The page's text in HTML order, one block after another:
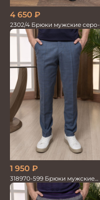
4 650 ₽
2302/4 Брюки мужские серо-
синие
1 950 ₽
318970-599 Брюки мужские
серо-голубые